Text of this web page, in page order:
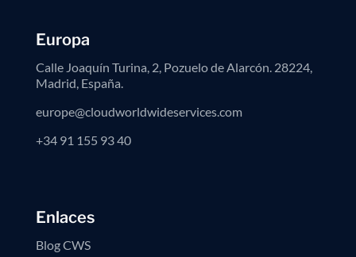
Europa
Calle Joaquín Turina, 2, Pozuelo de Alarcón. 28224,
Madrid, España.
europe@cloudworldwideservices.com
+34 91 155 93 40
Enlaces
Blog CWS